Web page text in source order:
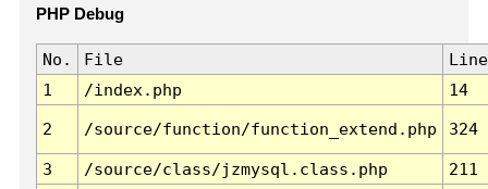
PHP Debug
No. File
Line
1
/index.php 14
2 /source/function/function_extend.php 324
3 /source/class/jzmysql.class.php
211